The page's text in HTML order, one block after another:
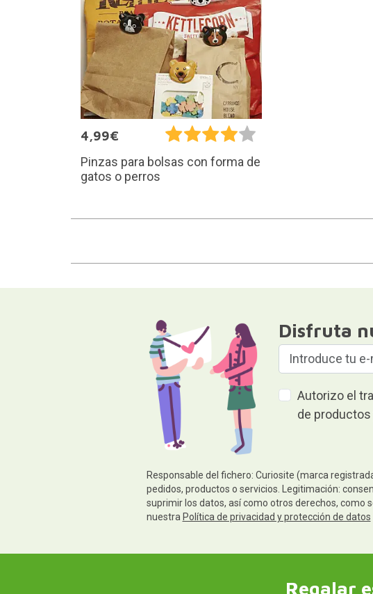
4,99€
Pinzas para bolsas con forma de
gatos o perros
Disfruta
Autorizo el
de
Responsable del fichero: Curiosite (marca
pedidos, productos o servicios. Legitimación:
suprimir los datos, así como otros derechos, como
nuestra Política de privacidad y protección de datos
Regalar